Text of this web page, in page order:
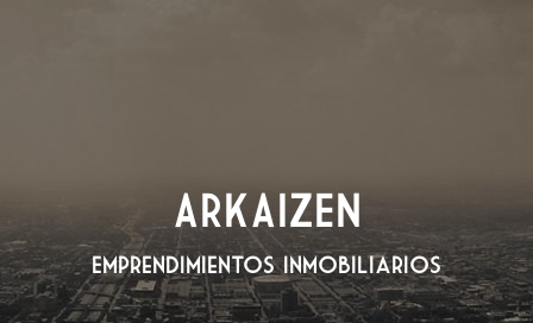
ARKAIZEN
Emprendimientos Inmobiliarios